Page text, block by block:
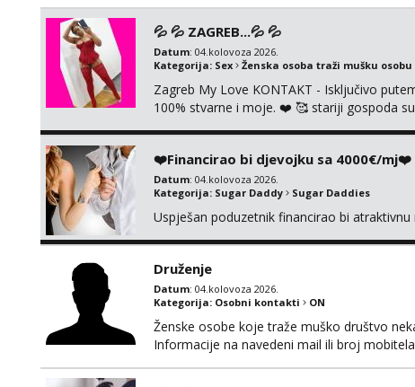
💦 💦 ZAGREB...💦 💦
Datum: 04.kolovoza 2026.
Kategorija: Sex Ženska osoba traži mušku osobu
Zagreb My Love KONTAKT - Isključivo
100% stvarne i moje. ❤️ 🥰 stariji gospoda
❤️Financirao bi djevojku sa 4000€/mj❤️
Datum: 04.kolovoza 2026.
Kategorija: Sugar Daddy Sugar Daddies
Uspješan poduzetnik financirao bi
Druženje
Datum: 04.kolovoza 2026.
Kategorija: Osobni kontakti ON
Ženske osobe koje traže muško društvo
Informacije na navedeni mail ili broj